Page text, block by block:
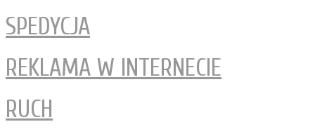
SPEDYCJA
REKLAMA W INTERNECIE
RUCH